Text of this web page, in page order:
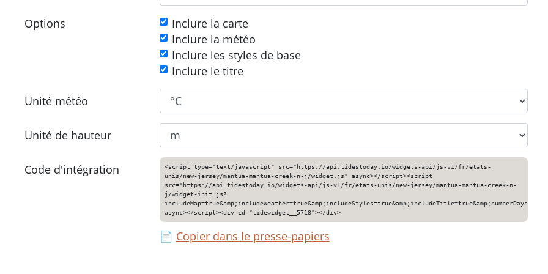
Options
Inclure la carte
Inclure la météo
Inclure les styles de base
Inclure le titre
Unité météo
Unité de hauteur
Code d'intégration
<script type="text/javascript" src="https://api.tidestoday.io/widgets-api/js-v1/fr/etats-
unis/new-jersey/mantua-mantua-creek-n-j/widget.js" async></script><script
src="https://api.tidestoday.io/widgets-api/js-v1/fr/etats-unis/new-jersey/mantua-mantua-creek-n-
j/widget-init.js?
async></script><div id="tidewidget__5718"></div>
📄 Copier dans le presse-papiers